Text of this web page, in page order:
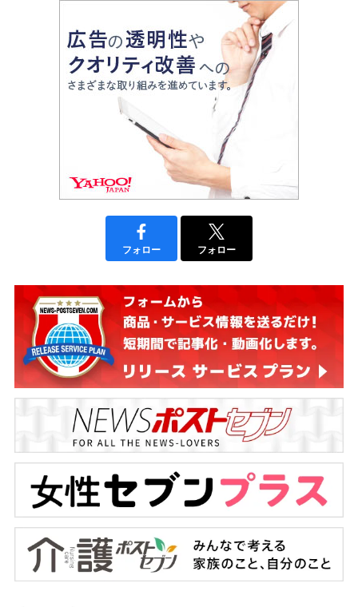
フォロー フォロー